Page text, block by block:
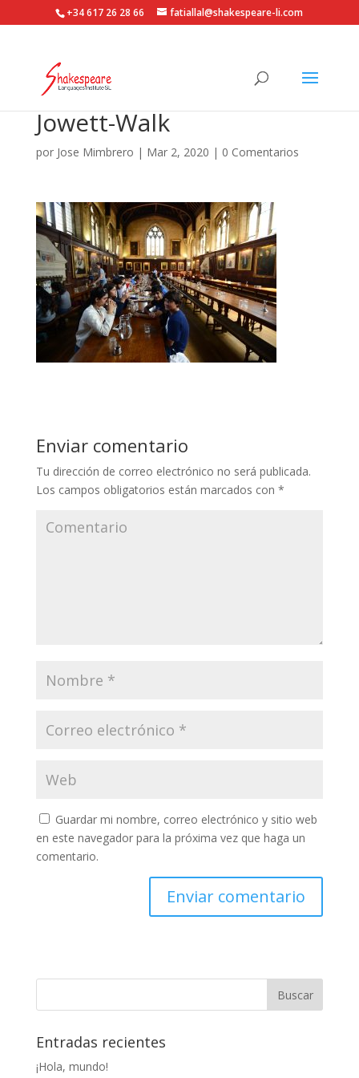
+34 617 26 28 66 fatiallal@shakespeare-li.com
Jowett-Walk
por Jose Mimbrero | Mar 2, 2020 | 0 Comentarios
Enviar comentario
Tu dirección de correo electrónico no será publicada.
Los campos obligatorios están marcados con *
Guardar mi nombre, correo electrónico y sitio web
en este navegador para la próxima vez que haga un
comentario.
Entradas recientes
¡Hola, mundo!